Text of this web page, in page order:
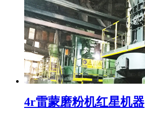
4r雷蒙磨粉机红星机器